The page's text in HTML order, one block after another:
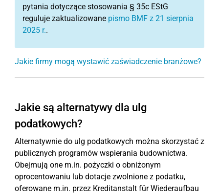
pytania dotyczące stosowania § 35c EStG
reguluje zaktualizowane pismo BMF z 21 sierpnia
2025 r..
Jakie firmy mogą wystawić zaświadczenie branżowe?
Jakie są alternatywy dla ulg
podatkowych?
Alternatywnie do ulg podatkowych można skorzystać z
publicznych programów wspierania budownictwa.
Obejmują one m.in. pożyczki o obniżonym
oprocentowaniu lub dotacje zwolnione z podatku,
oferowane m.in. przez Kreditanstalt für Wiederaufbau